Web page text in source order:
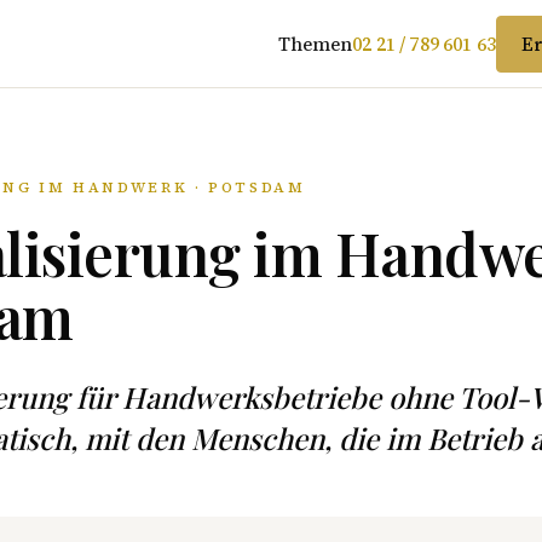
Themen02 21 / 789 601 63
IM HANDWERK · POTSDAM
im
für Handwerksbetriebe ohne Tool-
mit den Menschen, die im Betrieb